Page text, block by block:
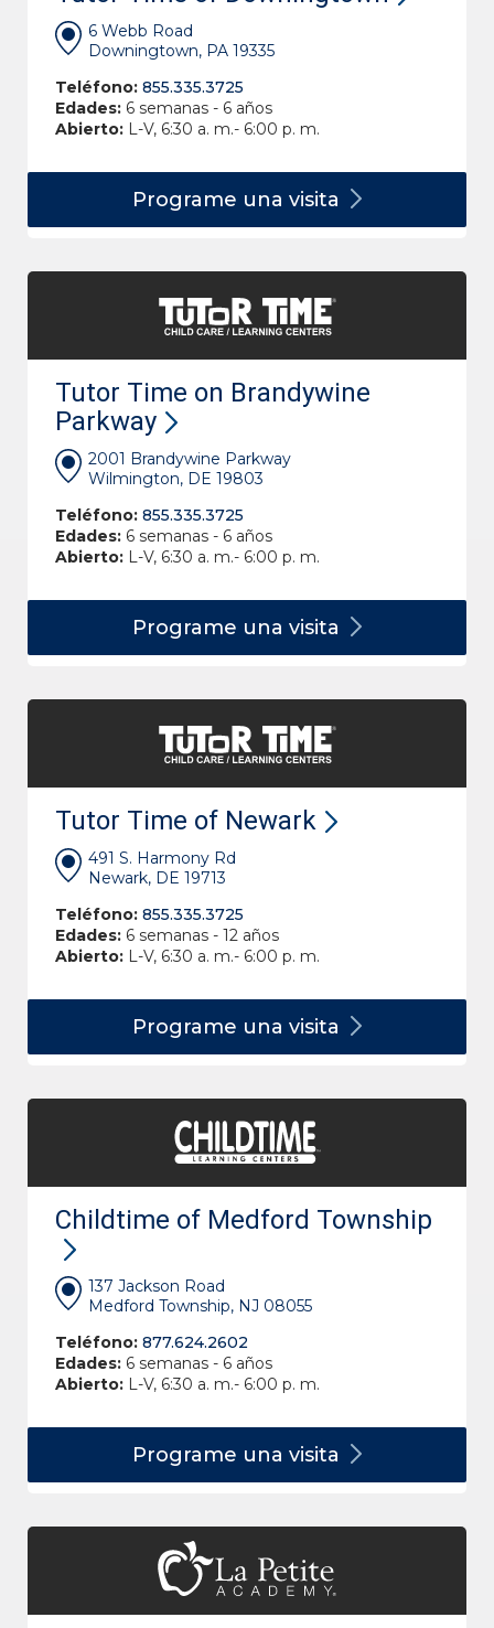
6 Webb Road
Downingtown, PA 19335
Teléfono: 855.335.3725
Edades: 6 semanas - 6 años
Abierto: L-V, 6:30 a. m.- 6:00 p. m.
Programe una visita
Tutor Time on Brandywine
Parkway
2001 Brandywine Parkway
Wilmington, DE 19803
Teléfono: 855.335.3725
Edades: 6 semanas - 6 años
Abierto: L-V, 6:30 a. m.- 6:00 p. m.
Programe una visita
Tutor Time of Newark
491 S. Harmony Rd
Newark, DE 19713
Teléfono: 855.335.3725
Edades: 6 semanas - 12 años
Abierto: L-V, 6:30 a. m.- 6:00 p. m.
Programe una visita
Childtime of Medford Township
137 Jackson Road
Medford Township, NJ 08055
Teléfono: 877.624.2602
Edades: 6 semanas - 6 años
Abierto: L-V, 6:30 a. m.- 6:00 p. m.
Programe una visita